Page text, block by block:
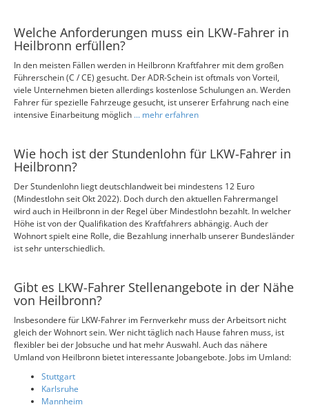
Welche Anforderungen muss ein LKW-Fahrer in
Heilbronn erfüllen?
In den meisten Fällen werden in Heilbronn Kraftfahrer mit dem großen
Führerschein (C / CE) gesucht. Der ADR-Schein ist oftmals von Vorteil,
viele Unternehmen bieten allerdings kostenlose Schulungen an. Werden
Fahrer für spezielle Fahrzeuge gesucht, ist unserer Erfahrung nach eine
intensive Einarbeitung möglich ... mehr erfahren
Wie hoch ist der Stundenlohn für LKW-Fahrer in
Heilbronn?
Der Stundenlohn liegt deutschlandweit bei mindestens 12 Euro
(Mindestlohn seit Okt 2022). Doch durch den aktuellen Fahrermangel
wird auch in Heilbronn in der Regel über Mindestlohn bezahlt. In welcher
Höhe ist von der Qualifikation des Kraftfahrers abhängig. Auch der
Wohnort spielt eine Rolle, die Bezahlung innerhalb unserer Bundesländer
ist sehr unterschiedlich.
Gibt es LKW-Fahrer Stellenangebote in der Nähe
von Heilbronn?
Insbesondere für LKW-Fahrer im Fernverkehr muss der Arbeitsort nicht
gleich der Wohnort sein. Wer nicht täglich nach Hause fahren muss, ist
flexibler bei der Jobsuche und hat mehr Auswahl. Auch das nähere
Umland von Heilbronn bietet interessante Jobangebote. Jobs im Umland:
Stuttgart
Karlsruhe
Mannheim